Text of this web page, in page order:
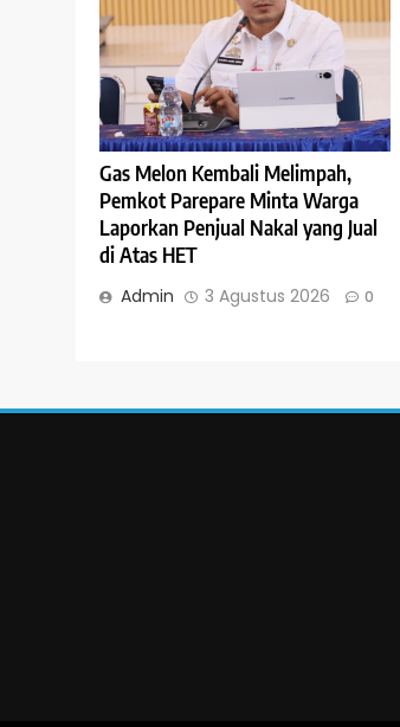
Gas Melon Kembali Melimpah,
Pemkot Parepare Minta Warga
Laporkan Penjual Nakal yang Jual
di Atas HET
Admin 3 Agustus 2026 0